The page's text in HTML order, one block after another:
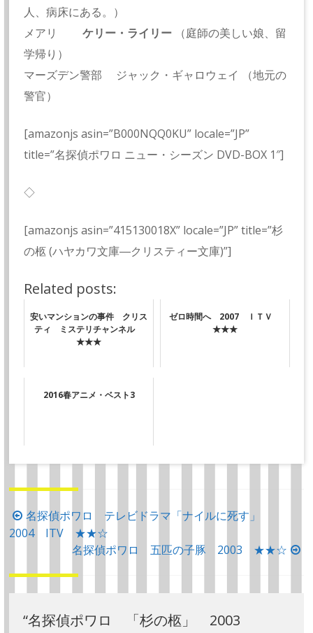
人、病床にある。）
メアリケリー・ライリー （庭師の美しい娘、留
学帰り）
マーズデン警部 ジャック・ギャロウェイ （地元の
警官）
[amazonjs asin=”B000NQQ0KU” locale=”JP”
title=”名探偵ポワロ ニュー・シーズン DVD-BOX 1″]
◇
[amazonjs asin=”415130018X” locale=”JP” title=”杉
の柩 (ハヤカワ文庫―クリスティー文庫)”]
Related posts:
安いマンションの事件 クリス
ティ ミステリチャンネル
★★★
ゼロ時間へ 2007 ＩＴＶ
★★★
2016春アニメ・ベスト3
投
稿
ビ
ゲ
名探偵ポワロ テレビドラマ「ナイルに死す」
2004 ITV ★★☆
名探偵ポワロ 五匹の子豚 2003 ★★☆
“名探偵ポワロ 「杉の柩」 2003